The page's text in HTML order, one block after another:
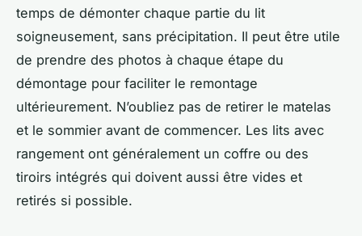
temps de démonter chaque partie du lit
soigneusement, sans précipitation. Il peut être utile
de prendre des photos à chaque étape du
démontage pour faciliter le remontage
ultérieurement. N’oubliez pas de retirer le matelas
et le sommier avant de commencer. Les lits avec
rangement ont généralement un coffre ou des
tiroirs intégrés qui doivent aussi être vides et
retirés si possible.